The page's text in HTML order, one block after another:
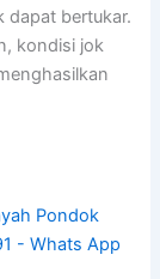
dараt bertukar.
kondisi jok